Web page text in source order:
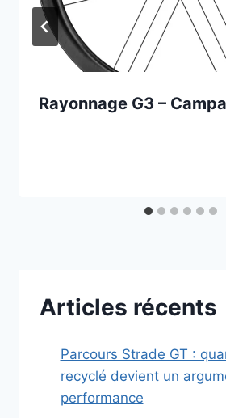
Rayonnage G3 –
Articles récents
Parcours Strade GT :
recyclé devient un
performance